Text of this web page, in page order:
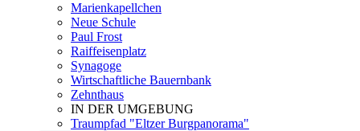
Marienkapellchen
Neue Schule
Paul Frost
Raiffeisenplatz
Synagoge
Wirtschaftliche Bauernbank
Zehnthaus
IN DER UMGEBUNG
Traumpfad "Eltzer Burgpanorama"